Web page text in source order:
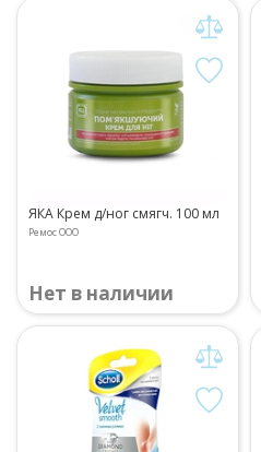
ЯКА Крем д/ног смягч. 100 мл
Ремос ООО
Нет в наличии